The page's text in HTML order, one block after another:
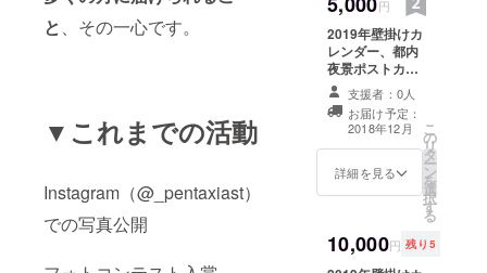
と、その一心です。
▼これまでの活動
Instagram（@_pentaxiast）
での写真公開
円
2019年壁掛けカ
レンダー、都内
夜景ポストカー
ド3枚（全5種、
ランダム）
支援者：0人
お届け予定：
2018年12月
詳細を見る
こ
の
リ
タ
ー
ン
を
選
択
す
る
10,000円 残り5